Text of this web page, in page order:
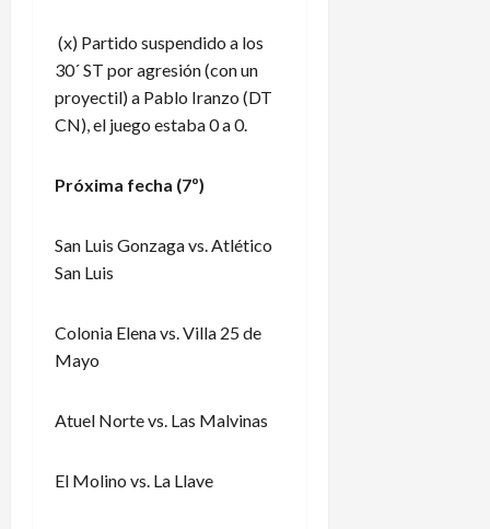
(x) Partido suspendido a los
30´ ST por agresión (con un
proyectil) a Pablo Iranzo (DT
CN), el juego estaba 0 a 0.
Próxima fecha (7º)
San Luis Gonzaga vs. Atlético
San Luis
Colonia Elena vs. Villa 25 de
Mayo
Atuel Norte vs. Las Malvinas
El Molino vs. La Llave